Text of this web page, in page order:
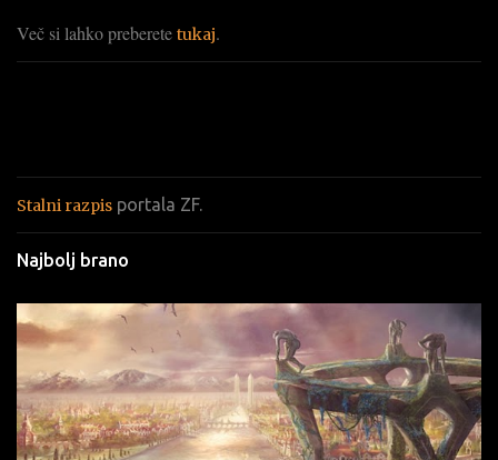
Več si lahko preberete tukaj.
Stalni razpis portala ZF.
Najbolj brano